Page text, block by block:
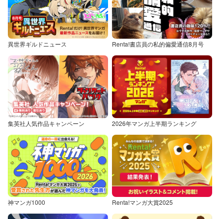
異世界ギルドニュース Renta!書店員の私的偏愛通信8月号
集英社人気作品キャンペーン 2026年マンガ上半期ランキング
神マンガ1000 Renta!マンガ大賞2025